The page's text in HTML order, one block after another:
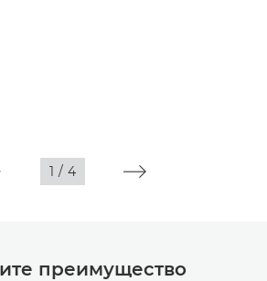
1 / 4
преимущество